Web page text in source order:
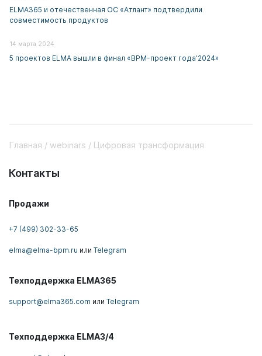
ELMA365 и отечественная ОС «Атлант» подтвердили
совместимость продуктов
14 марта 2024
5 проектов ELMA вышли в финал «BPM-проект года’2024»
Главная webinars Цифровая трансформация
Контакты
Продажи
+7 (499) 302-33-65
elma@elma-bpm.ru или Telegram
Техподдержка ELMA365
support@elma365.com или Telegram
Техподдержка ELMA3/4